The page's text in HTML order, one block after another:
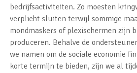
bedrijfsactiviteiten. Zo moesten
verplicht sluiten terwijl sommige
mondmaskers of plexischermen zijn
produceren. Behalve de
we namen om de sociale economie
korte termijn te bieden, zijn we al